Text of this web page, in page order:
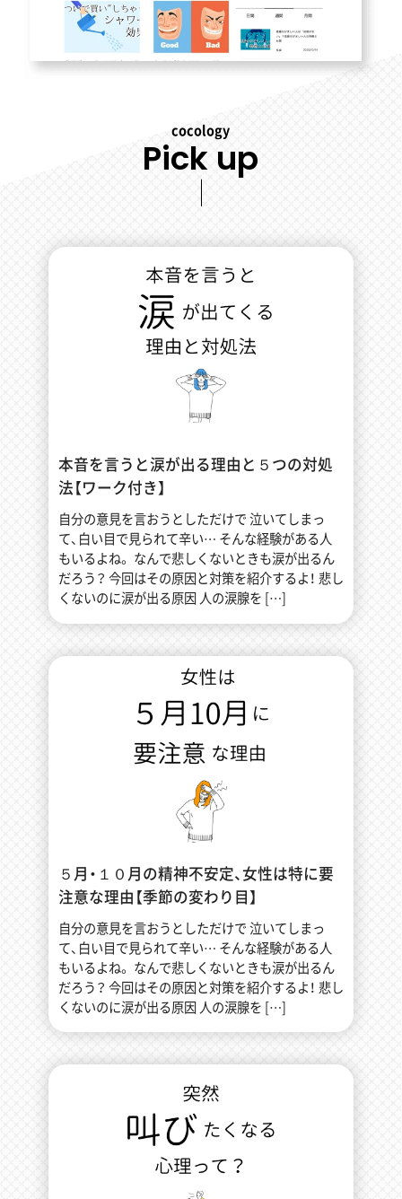
cocology
Pick up
本音を言うと涙が出る理由と５つの対処
法【ワーク付き】
自分の意見を言おうとしただけで 泣いてしまっ
て、白い目で見られて辛い… そんな経験がある人
もいるよね。 なんで悲しくないときも涙が出るん
だろう？ 今回はその原因と対策を紹介するよ！ 悲し
くないのに涙が出る原因 人の涙腺を […]
５月・１０月の精神不安定、女性は特に要
注意な理由【季節の変わり目】
自分の意見を言おうとしただけで 泣いてしまっ
て、白い目で見られて辛い… そんな経験がある人
もいるよね。 なんで悲しくないときも涙が出るん
だろう？ 今回はその原因と対策を紹介するよ！ 悲し
くないのに涙が出る原因 人の涙腺を […]